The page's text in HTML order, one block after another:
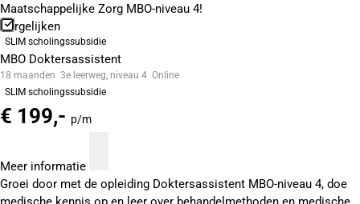
Maatschappelijke Zorg MBO-niveau 4!
Vergelijken
SLIM scholingssubsidie
MBO Doktersassistent
18 maanden 3e leerweg, niveau 4 Online
SLIM scholingssubsidie
€ 199,- p/m
Meer informatie
Groei door met de opleiding Doktersassistent MBO-niveau 4, doe